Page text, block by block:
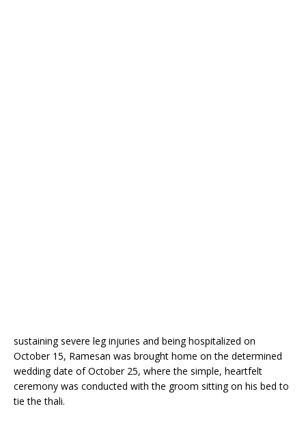
sustaining severe leg injuries and being hospitalized on
October 15, Ramesan was brought home on the determined
wedding date of October 25, where the simple, heartfelt
ceremony was conducted with the groom sitting on his bed to
tie the thali.